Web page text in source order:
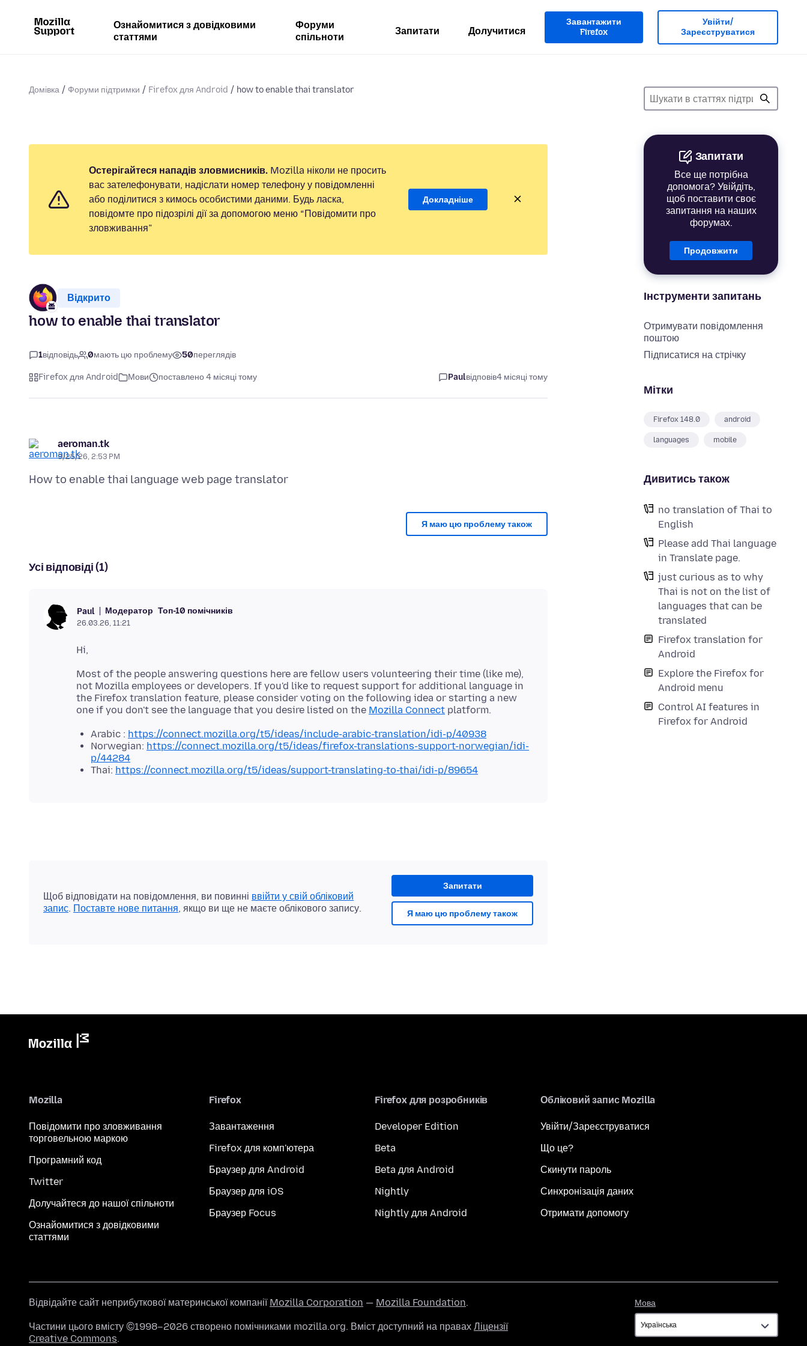
Ознайомитися з довідковими
статтями
Форуми
спільноти
Запитати Долучитися
Завантажити
Firefox
Увійти/
Зареєструватися
Домівка Форуми підтримки Firefox для Android how to enable thai translator
Запитати
Все ще потрібна
допомога? Увійдіть,
щоб поставити своє
запитання на наших
форумах.
Продовжити
Інструменти запитань
Отримувати повідомлення
поштою
Підписатися на стрічку
Мітки
Firefox 148.0 android
languages mobile
Дивитись також
no translation of Thai to
English
Please add Thai language
in Translate page.
just curious as to why
Thai is not on the list of
languages that can be
translated
Firefox translation for
Android
Explore the Firefox for
Android menu
Control AI features in
Firefox for Android
Остерігайтеся нападів зловмисників. Mozilla ніколи не просить
вас зателефонувати, надіслати номер телефону у повідомленні
або поділитися з кимось особистими даними. Будь ласка,
повідомте про підозрілі дії за допомогою меню “Повідомити про
зловживання”
Докладніше
Відкрито
how to enable thai translator
1відповідь 0мають цю проблему 50переглядів
Firefox для Android Мови поставлено 4 місяці тому Paulвідповів4 місяці тому
aeroman.tk
3/25/26, 2:53 PM
Я маю цю проблему також
Усі відповіді (1)
Paul Модератор Топ-10 помічників
26.03.26, 11:21
Most of the people answering questions here are fellow users volunteering their time (like me),
not Mozilla employees or developers. If you'd like to request support for additional language in
the Firefox translation feature, please consider voting on the following idea or starting a new
one if you don't see the language that you desire listed on the Mozilla Connect
Arabic : https://connect.mozilla.org/t5/ideas/include-arabic-translation/idi-p/40938
Norwegian: https://connect.mozilla.org/t5/ideas/firefox-translations-support-norwegian/idi-
p/44284
Thai: https://connect.mozilla.org/t5/ideas/support-translating-to-thai/idi-p/89654
Запитати
Я маю цю проблему також
Щоб відповідати на повідомлення, ви повинні ввійти у свій обліковий
запис. Поставте нове питання, якщо ви ще не маєте облікового запису.
Mozilla
Повідомити про зловживання
торговельною маркою
Програмний код
Twitter
Долучайтеся до нашої спільноти
Ознайомитися з довідковими
статтями
Firefox
Завантаження
Firefox для комп'ютера
Браузер для Android
Браузер для iOS
Браузер Focus
Firefox для розробників
Developer Edition
Beta
Beta для Android
Nightly
Nightly для Android
Обліковий запис Mozilla
Увійти/Зареєструватися
Що це?
Скинути пароль
Синхронізація даних
Отримати допомогу
Мова
Відвідайте сайт неприбуткової материнської компанії Mozilla Corporation — Mozilla Foundation.
Частини цього вмісту ©1998–2026 створено помічниками mozilla.org. Вміст доступний на правах Ліцензії
Creative Commons.